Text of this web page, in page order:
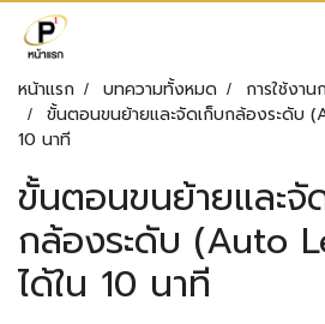
หน้าแรก บทความทั้งหมด
การใช้งา
ขั้นตอนขนย้ายและจัดเก็บกล้องระดับ
10 นาที
ขั้นตอนขนย้ายและจั
กล้องระดับ (Auto
ได้ใน 10 นาที